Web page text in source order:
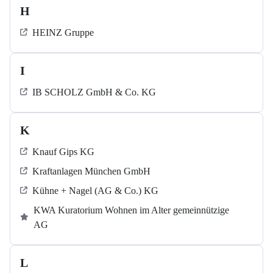
H
HEINZ Gruppe
I
IB SCHOLZ GmbH & Co. KG
K
Knauf Gips KG
Kraftanlagen München GmbH
Kühne + Nagel (AG & Co.) KG
KWA Kuratorium Wohnen im Alter gemeinnützige
AG
L